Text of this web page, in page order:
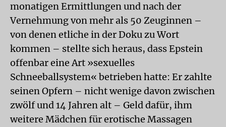
monatigen Ermittlungen und nach der
Vernehmung von mehr als 50 Zeuginnen –
von denen etliche in der Doku zu Wort
kommen – stellte sich heraus, dass Epstein
offenbar eine Art »sexuelles
Schneeballsystem« betrieben hatte: Er zahlte
seinen Opfern – nicht wenige davon zwischen
zwölf und 14 Jahren alt – Geld dafür, ihm
weitere Mädchen für erotische Massagen